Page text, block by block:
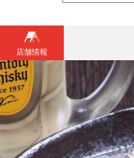
店舗情報